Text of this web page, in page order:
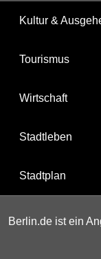
Kultur &
Tourismus
Wirtschaft
Stadtleben
Stadtplan
Berlin.de ist ein